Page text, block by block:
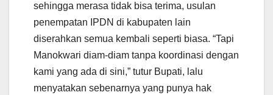
sehingga merasa tidak bisa terima, usulan
penempatan IPDN di kabupaten lain
diserahkan semua kembali seperti biasa. “Tapi
Manokwari diam-diam tanpa koordinasi dengan
kami yang ada di sini,” tutur Bupati, lalu
menyatakan sebenarnya yang punya hak